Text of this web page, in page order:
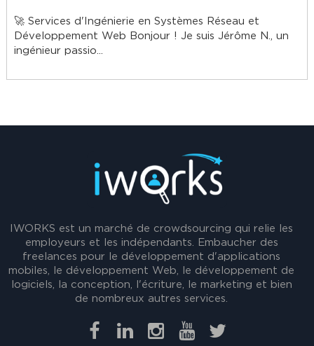
🚀 Services d'Ingénierie en Systèmes Réseau et
Développement Web Bonjour ! Je suis Jérôme N., un
ingénieur passio...
IWORKS est un marché de crowdsourcing qui relie les
employeurs et les indépendants. Embaucher des
freelances pour le développement d'applications
mobiles, le développement Web, le développement de
logiciels, la conception, l'écriture, le marketing et bien
de nombreux autres services.